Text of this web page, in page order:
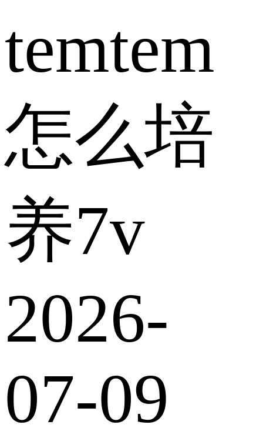
temtem
怎么培
养7v
2026-
07-09